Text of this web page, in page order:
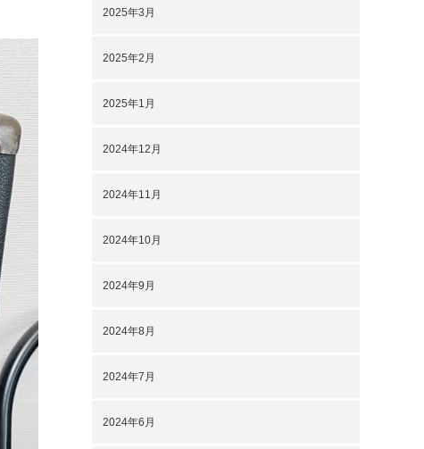
2025年3月
2025年2月
2025年1月
2024年12月
2024年11月
2024年10月
2024年9月
2024年8月
2024年7月
2024年6月